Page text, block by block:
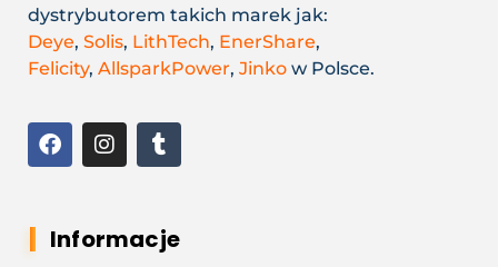
dystrybutorem takich marek jak:
Deye, Solis, LithTech, EnerShare,
Felicity, AllsparkPower, Jinko w Polsce.
Informacje